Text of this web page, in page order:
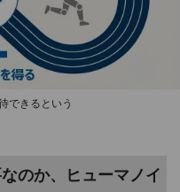
できるという
のか、ヒューマノイ